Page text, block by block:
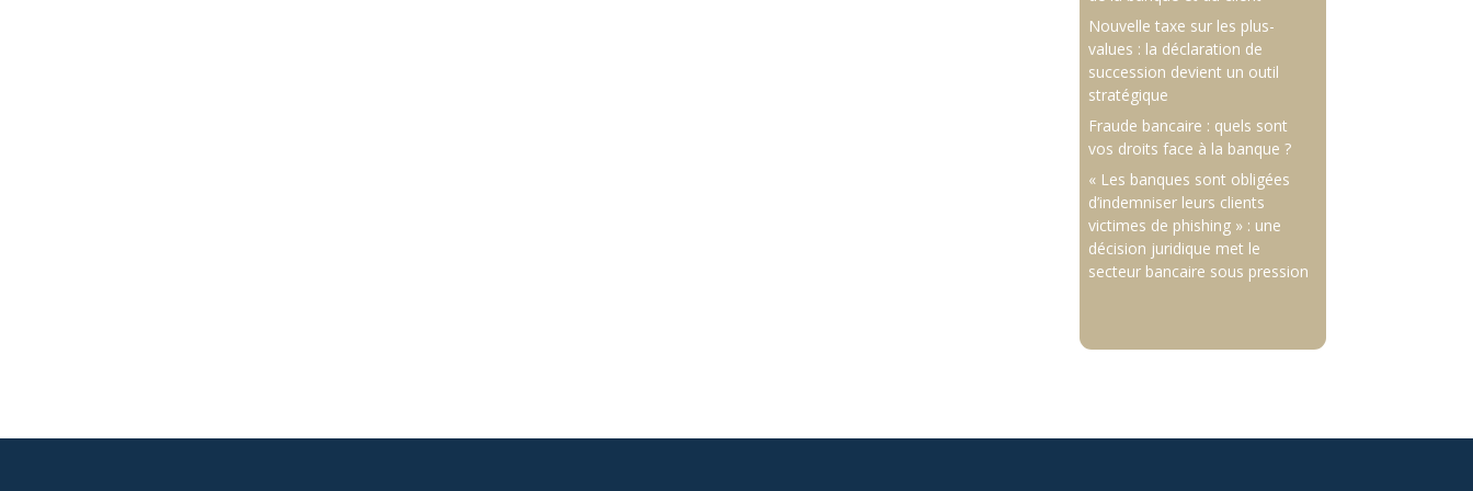
Nouvelle taxe sur les plus-
values : la déclaration de
succession devient un outil
stratégique
Fraude bancaire : quels sont
vos droits face à la banque ?
« Les banques sont obligées
d’indemniser leurs clients
victimes de phishing » : une
décision juridique met le
secteur bancaire sous pression